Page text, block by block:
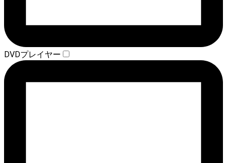
DVDプレイヤー